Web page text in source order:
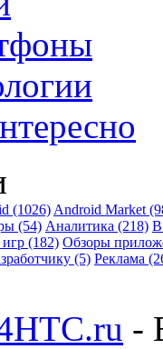
(1026) Android Market
(54) Аналитика (218) В
(182) Обзоры
(5) Реклама
-